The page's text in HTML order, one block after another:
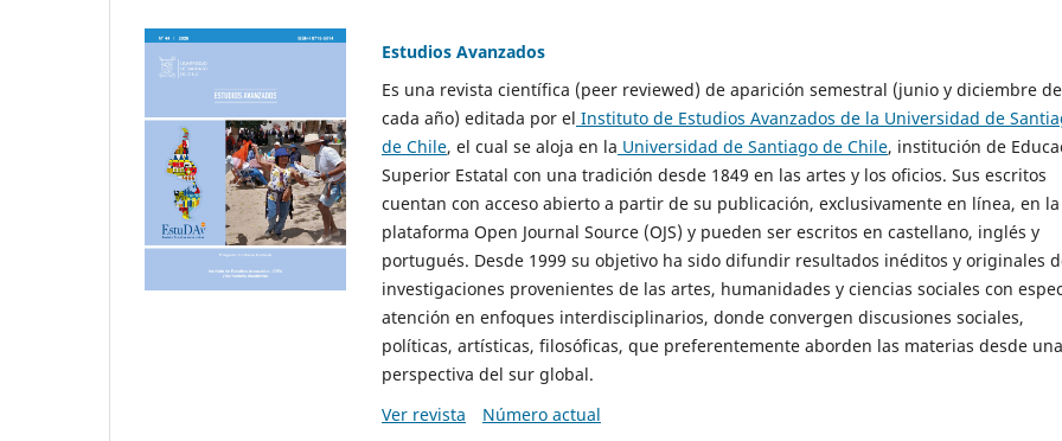
Estudios Avanzados
Es una revista científica (peer reviewed) de aparición semestral (junio y diciembre de
cada año) editada por el Instituto de Estudios Avanzados de la Universidad de
de Chile, el cual se aloja en la Universidad de Santiago de Chile, institución de
Superior Estatal con una tradición desde 1849 en las artes y los oficios. Sus escritos
cuentan con acceso abierto a partir de su publicación, exclusivamente en línea, en la
plataforma Open Journal Source (OJS) y pueden ser escritos en castellano, inglés y
portugués. Desde 1999 su objetivo ha sido difundir resultados inéditos y originales
investigaciones provenientes de las artes, humanidades y ciencias sociales con
atención en enfoques interdisciplinarios, donde convergen discusiones sociales,
políticas, artísticas, filosóficas, que preferentemente aborden las materias desde una
perspectiva del sur global.
Ver revista
Número actual